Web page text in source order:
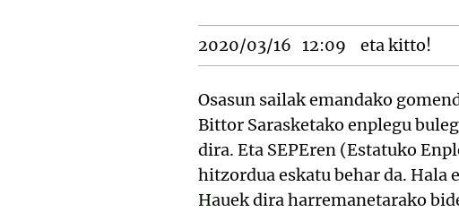
2020/03/16 12:09 eta kitto!
Osasun sailak emandako
Bittor Sarasketako enplegu
dira. Eta SEPEren (Estatuko
hitzordua eskatu behar da. Hala
Hauek dira harremanetarako